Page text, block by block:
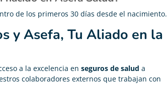
de los primeros 30 días desde el nacimiento.
y Asefa, Tu Aliado en la
a la excelencia en seguros de salud a
colaboradores externos que trabajan con